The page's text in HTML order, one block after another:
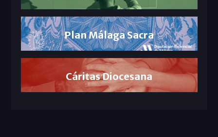
Plan Málaga Sacra
Cáritas Diocesana